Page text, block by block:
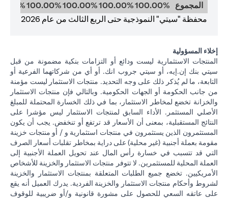
المجموع
100.00%
100.00%
100.00%
100.00%
محفظة "سيتي" النموذجية حتى الربع الثالث من عام 2026
إخلاء المسؤولية
المنتجات الاستثمارية ليست ودائع أو التزامات بنكية مضمونة من قبل
سيتي بنك إن.إيه، أو سيتي جروب انك. أو أي من شركاتهما الفرعية أو
التابعة، ما لم يُذكر ذلك على وجه التحديد. منتجات الاستثمار ليست مؤمنة
من جانب الحكومة أو الجهات الحكومية. وبالتالي فإن منتجات الاستثمار
والخزانة تخضع لمخاطر الاستثمار، بما في ذلك الخسارة المحتملة للمبلغ
الأصلي المستثمر. الأداء السابق لمنتجات الاستثمار ليس مؤشرا على
النتائج المستقبلية، بمعنى أن الأسعار قد ترتفع أو تنخفض. يجب أن يكون
المستثمرون الذين يستثمرون في منتجات استثمارية و / أو منتجات خزينة
مقومة بعملة أجنبية (غير محلية) على دراية بمخاطر تقلبات أسعار الصرف
التي قد تتسبب في خسارة رأس المال عند تحويل العملة الأجنبية إلى
العملة المحلية للمستثمرين. لا تتوفر منتجات الاستثمار والخزينة للأشخاص
الأمريكيين. تخضع جميع الطلبات المتعلقة بمنتجات الاستثمار والخزينة
لشروط وأحكام منتجات الاستثمار والخزينة الفردية. يدرك العميل أنه يقع
على عاتقه السعي للحصول على مشورة قانونية و/أو ضريبية للوقوف